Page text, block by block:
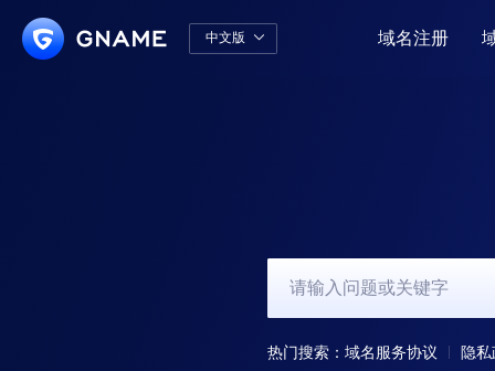
中文版  域名注册
热门搜索： 域名服务协议 隐